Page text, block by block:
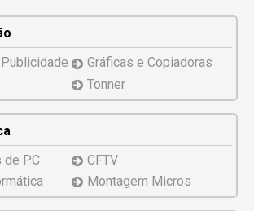
Gráficas e Copiadoras
Tonner
de PC
CFTV
Montagem Micros